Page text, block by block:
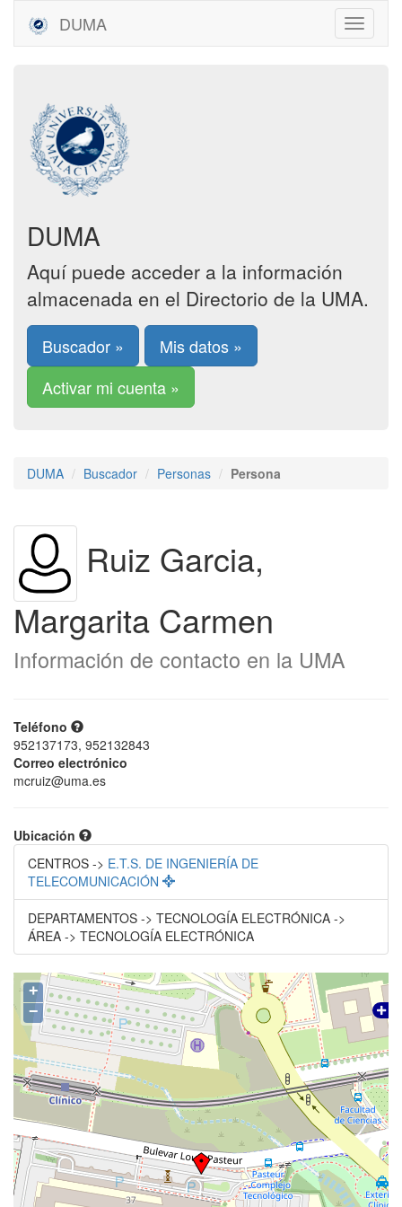
DUMA
DUMA
Aquí puede acceder a la información
almacenada en el Directorio de la UMA.
Buscador »
Mis datos »
Activar mi cuenta »
DUMA Buscador Personas Persona
Ruiz Garcia,
Margarita Carmen
Información de contacto en la UMA
Teléfono
952137173, 952132843
Correo electrónico
mcruiz@uma.es
Ubicación
CENTROS -> E.T.S. DE INGENIERÍA DE
TELECOMUNICACIÓN
DEPARTAMENTOS -> TECNOLOGÍA ELECTRÓNICA ->
ÁREA -> TECNOLOGÍA ELECTRÓNICA
+
−